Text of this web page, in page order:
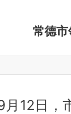
常德
日，市